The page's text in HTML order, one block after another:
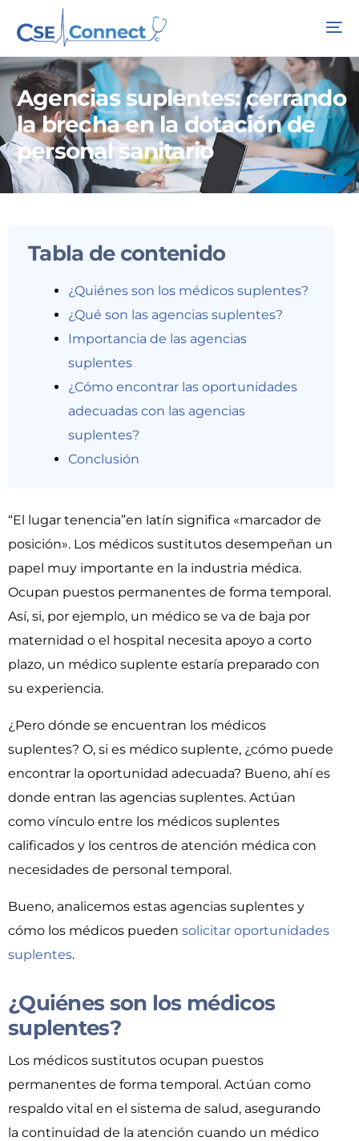
Agencias suplentes: cerrando
la brecha en la dotación de
personal sanitario
Tabla de contenido
¿Quiénes son los médicos suplentes?
¿Qué son las agencias suplentes?
Importancia de las agencias
suplentes
¿Cómo encontrar las oportunidades
adecuadas con las agencias
suplentes?
Conclusión
“El lugar tenencia”en latín significa «marcador de
posición». Los médicos sustitutos desempeñan un
papel muy importante en la industria médica.
Ocupan puestos permanentes de forma temporal.
Así, si, por ejemplo, un médico se va de baja por
maternidad o el hospital necesita apoyo a corto
plazo, un médico suplente estaría preparado con
su experiencia.
¿Pero dónde se encuentran los médicos
suplentes? O, si es médico suplente, ¿cómo puede
encontrar la oportunidad adecuada? Bueno, ahí es
donde entran las agencias suplentes. Actúan
como vínculo entre los médicos suplentes
calificados y los centros de atención médica con
necesidades de personal temporal.
Bueno, analicemos estas agencias suplentes y
cómo los médicos pueden solicitar oportunidades
suplentes.
¿Quiénes son los médicos
suplentes?
Los médicos sustitutos ocupan puestos
permanentes de forma temporal. Actúan como
respaldo vital en el sistema de salud, asegurando
la continuidad de la atención cuando un médico